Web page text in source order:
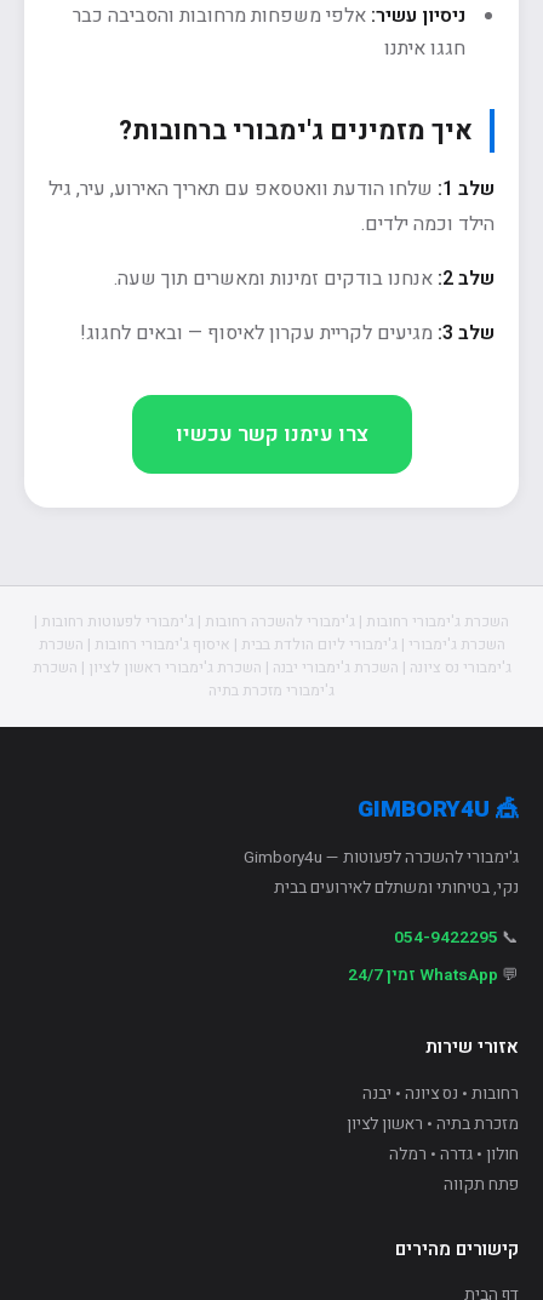
ניסיון עשיר: אלפי משפחות מרחובות והסביבה כבר
חגגו איתנו
איך מזמינים ג'ימבורי ברחובות?
שלב 1:
שלחו הודעת וואטסאפ עם תאריך האירוע, עיר, גיל
הילד וכמה ילדים.
שלב 2:
אנחנו בודקים זמינות ומאשרים תוך שעה.
שלב 3:
מגיעים לקריית עקרון לאיסוף — ובאים לחגוג!
צרו עימנו קשר עכשיו
השכרת ג'ימבורי רחובות | ג'ימבורי להשכרה רחובות | ג'ימבורי לפעוטות רחובות |
השכרת ג'ימבורי | ג'ימבורי ליום הולדת בבית | איסוף ג'ימבורי רחובות | השכרת
ג'ימבורי נס ציונה | השכרת ג'ימבורי יבנה | השכרת ג'ימבורי ראשון לציון | השכרת
ג'ימבורי מזכרת בתיה
🎪 GIMBORY4U
ג'ימבורי להשכרה לפעוטות — Gimbory4u
נקי, בטיחותי ומשתלם לאירועים בבית
📞
054-9422295
💬 WhatsApp זמין 24/7
אזורי שירות
רחובות • נס ציונה • יבנה
מזכרת בתיה • ראשון לציון
חולון • גדרה • רמלה
פתח תקווה
קישורים מהירים
A++